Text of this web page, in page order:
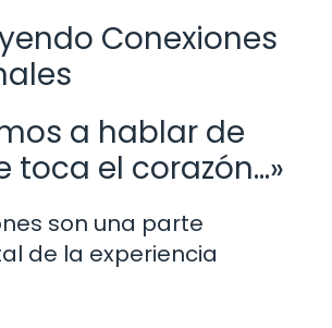
Conexiones
a hablar de
toca el corazón…»
son una parte
de la experiencia